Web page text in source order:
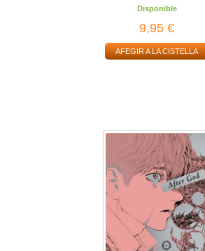
Disponible
9,95 €
AFEGIR A LA CISTELLA